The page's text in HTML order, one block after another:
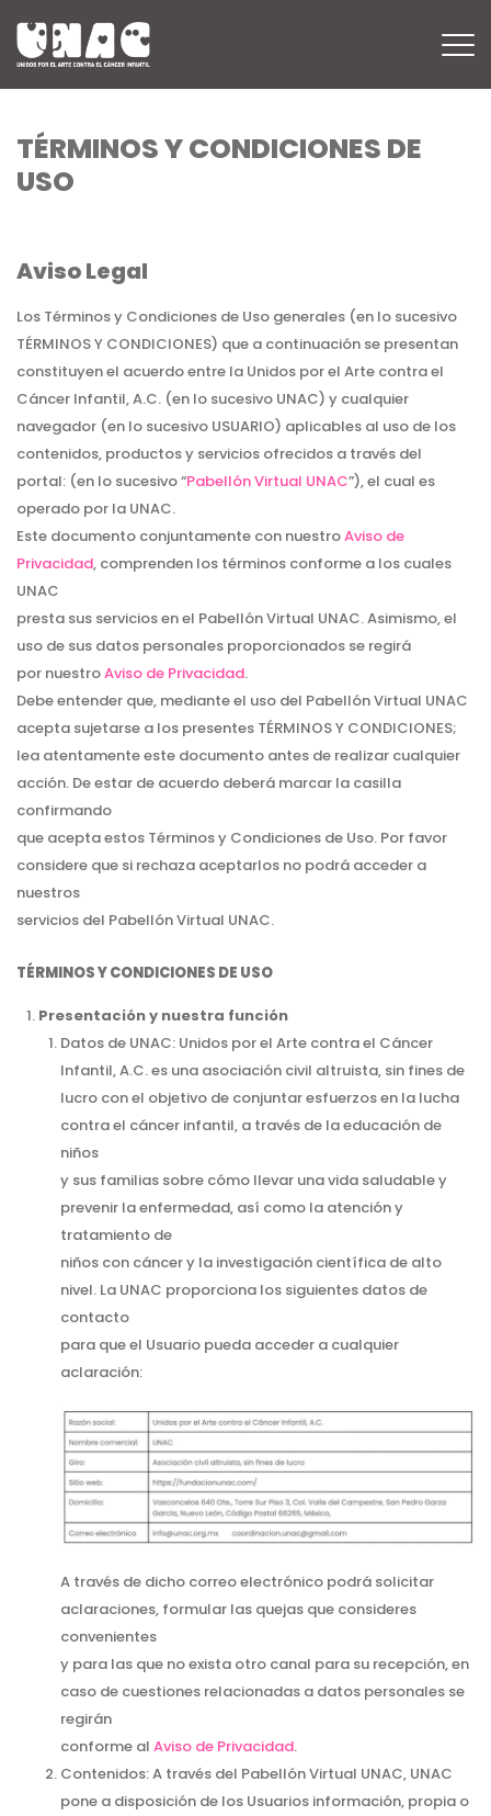
TÉRMINOS Y CONDICIONES DE
USO
Aviso Legal
Los Términos y Condiciones de Uso generales (en lo sucesivo
TÉRMINOS Y CONDICIONES) que a continuación se presentan
constituyen el acuerdo entre la Unidos por el Arte contra el
Cáncer Infantil, A.C. (en lo sucesivo UNAC) y cualquier
navegador (en lo sucesivo USUARIO) aplicables al uso de los
contenidos, productos y servicios ofrecidos a través del
portal: (en lo sucesivo “Pabellón Virtual UNAC”), el cual es
operado por la UNAC.
Este documento conjuntamente con nuestroAviso de
Privacidad, comprenden los términos conforme a los cuales
UNAC
presta sus servicios en el Pabellón Virtual UNAC. Asimismo, el
uso de sus datos personales proporcionados se regirá
por nuestroAviso de Privacidad.
Debe entender que, mediante el uso del Pabellón Virtual UNAC
acepta sujetarse a los presentes TÉRMINOS Y CONDICIONES;
lea atentamente este documento antes de realizar cualquier
acción. De estar de acuerdo deberá marcar la casilla
confirmando
que acepta estos Términos y Condiciones de Uso. Por favor
considere que si rechaza aceptarlos no podrá acceder a
nuestros
servicios del Pabellón Virtual UNAC.
TÉRMINOS Y CONDICIONES DE USO
Presentación y nuestra función
Datos de UNAC: Unidos por el Arte contra el Cáncer
Infantil, A.C. es una asociación civil altruista, sin fines de
lucro con el objetivo de conjuntar esfuerzos en la lucha
contra el cáncer infantil, a través de la educación de
niños
y sus familias sobre cómo llevar una vida saludable y
prevenir la enfermedad, así como la atención y
tratamiento de
niños con cáncer y la investigación científica de alto
nivel. La UNAC proporciona los siguientes datos de
contacto
para que el Usuario pueda acceder a cualquier
aclaración:
A través de dicho correo electrónico podrá solicitar
aclaraciones, formular las quejas que consideres
convenientes
y para las que no exista otro canal para su recepción, en
caso de cuestiones relacionadas a datos personales se
regirán
conforme al Aviso de Privacidad.
Contenidos: A través del Pabellón Virtual UNAC, UNAC
pone a disposición de los Usuarios información, propia o